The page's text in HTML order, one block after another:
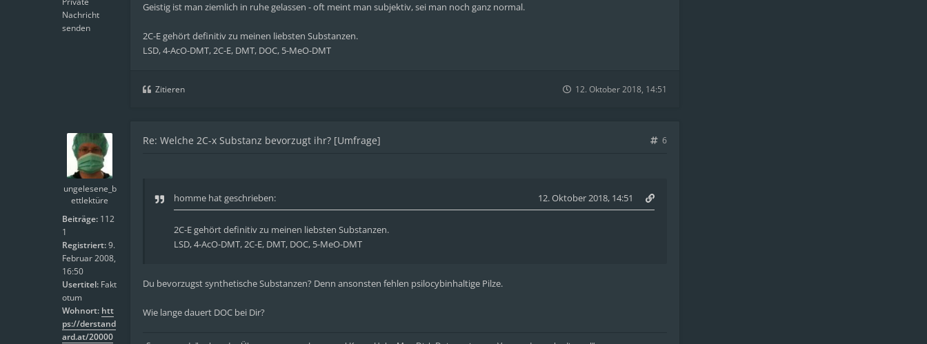
Nachricht
senden
Geistig ist man ziemlich in ruhe gelassen - oft meint man subjektiv, sei man noch ganz normal.
2C-E gehört definitiv zu meinen liebsten Substanzen.
LSD, 4-AcO-DMT, 2C-E, DMT, DOC, 5-MeO-DMT
Zitieren 12. Oktober 2018, 14:51
ungelesene_b
ettlektüre
Beiträge: 112
1
Registriert:9.
Februar 2008,
16:50
Usertitel: Fakt
otum
Wohnort: htt
ps://derstand
ard.at/20000
Re: Welche 2C-x Substanz bevorzugt ihr? [Umfrage] 6
homme hat geschrieben: 12. Oktober 2018, 14:51
2C-E gehört definitiv zu meinen liebsten Substanzen.
LSD, 4-AcO-DMT, 2C-E, DMT, DOC, 5-MeO-DMT
Du bevorzugst synthetische Substanzen? Denn ansonsten fehlen psilocybinhaltige Pilze.
Wie lange dauert DOC bei Dir?